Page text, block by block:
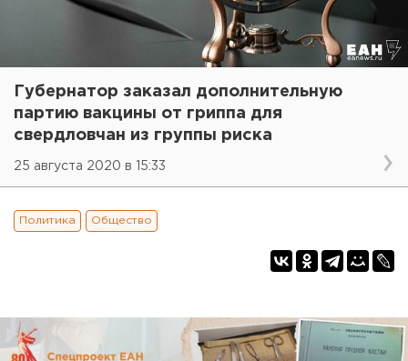
Губернатор заказал дополнительную
партию вакцины от гриппа для
свердловчан из группы риска
25 августа 2020 в 15:33
Политика Общество